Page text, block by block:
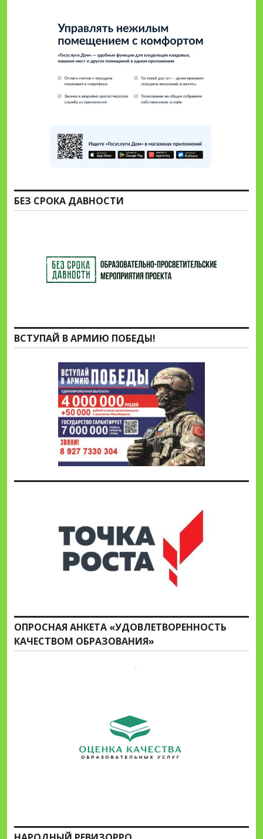
БЕЗ СРОКА ДАВНОСТИ
ВСТУПАЙ В АРМИЮ ПОБЕДЫ!
ОПРОСНАЯ АНКЕТА «УДОВЛЕТВОРЕННОСТЬ
КАЧЕСТВОМ ОБРАЗОВАНИЯ»